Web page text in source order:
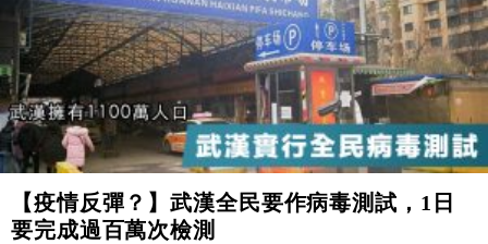
【疫情反彈？】武漢全民要作病毒測試，1日
要完成過百萬次檢測